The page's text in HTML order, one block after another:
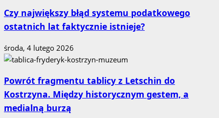
Czy największy błąd systemu podatkowego
ostatnich lat faktycznie istnieje?
środa, 4 lutego 2026
Powrót fragmentu tablicy z Letschin do
Kostrzyna. Między historycznym gestem, a
medialną burzą